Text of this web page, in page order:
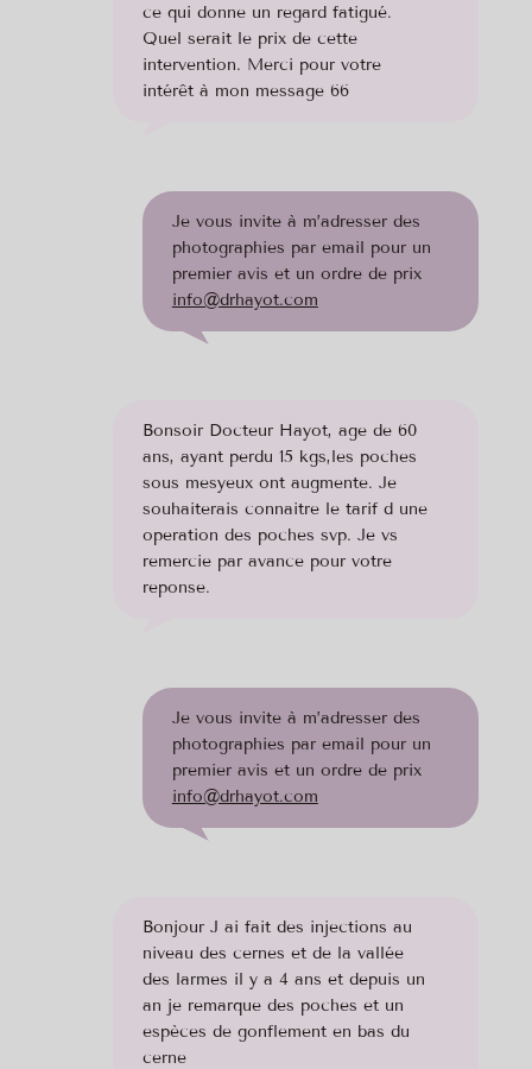
ce qui donne un regard fatigué.
Quel serait le prix de cette
intervention. Merci pour votre
intérêt à mon message 66
Je vous invite à m’adresser des
photographies par email pour un
premier avis et un ordre de prix
info@drhayot.com
Bonsoir Docteur Hayot, age de 60
ans, ayant perdu 15 kgs,les poches
sous mesyeux ont augmente. Je
souhaiterais connaitre le tarif d une
operation des poches svp. Je vs
remercie par avance pour votre
reponse.
Je vous invite à m’adresser des
photographies par email pour un
premier avis et un ordre de prix
info@drhayot.com
Bonjour J ai fait des injections au
niveau des cernes et de la vallée
des larmes il y a 4 ans et depuis un
an je remarque des poches et un
espèces de gonflement en bas du
cerne